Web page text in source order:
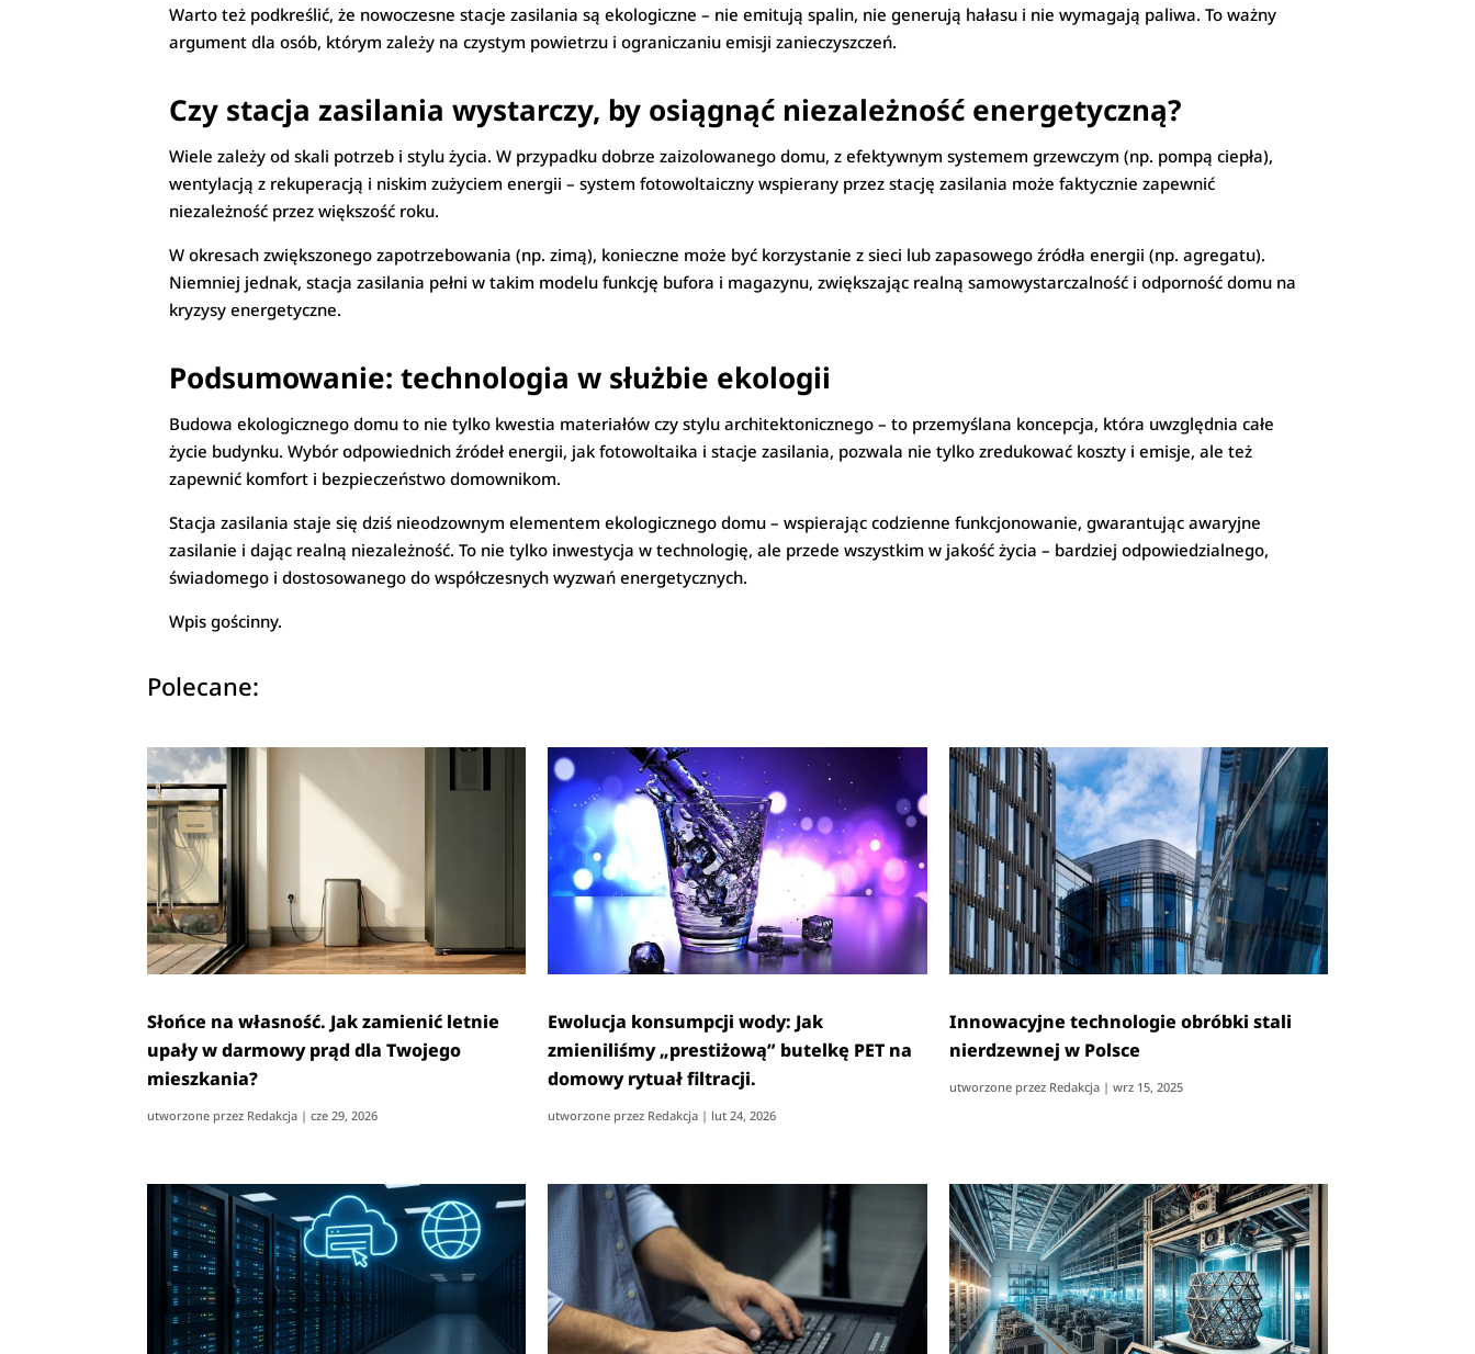
Warto też podkreślić, że nowoczesne stacje zasilania są ekologiczne – nie emitują spalin, nie generują hałasu i nie wymagają paliwa. To ważny
argument dla osób, którym zależy na czystym powietrzu i ograniczaniu emisji zanieczyszczeń.
Czy stacja zasilania wystarczy, by osiągnąć niezależność energetyczną?
Wiele zależy od skali potrzeb i stylu życia. W przypadku dobrze zaizolowanego domu, z efektywnym systemem grzewczym (np. pompą ciepła),
wentylacją z rekuperacją i niskim zużyciem energii – system fotowoltaiczny wspierany przez stację zasilania może faktycznie zapewnić
niezależność przez większość roku.
W okresach zwiększonego zapotrzebowania (np. zimą), konieczne może być korzystanie z sieci lub zapasowego źródła energii (np. agregatu).
Niemniej jednak, stacja zasilania pełni w takim modelu funkcję bufora i magazynu, zwiększając realną samowystarczalność i odporność domu na
kryzysy energetyczne.
Podsumowanie: technologia w służbie ekologii
Budowa ekologicznego domu to nie tylko kwestia materiałów czy stylu architektonicznego – to przemyślana koncepcja, która uwzględnia całe
życie budynku. Wybór odpowiednich źródeł energii, jak fotowoltaika i stacje zasilania, pozwala nie tylko zredukować koszty i emisje, ale też
zapewnić komfort i bezpieczeństwo domownikom.
Stacja zasilania staje się dziś nieodzownym elementem ekologicznego domu – wspierając codzienne funkcjonowanie, gwarantując awaryjne
zasilanie i dając realną niezależność. To nie tylko inwestycja w technologię, ale przede wszystkim w jakość życia – bardziej odpowiedzialnego,
świadomego i dostosowanego do współczesnych wyzwań energetycznych.
Wpis gościnny.
Polecane:
Słońce na własność. Jak zamienić letnie
upały w darmowy prąd dla Twojego
mieszkania?
utworzone przez Redakcja |cze 29, 2026
Ewolucja konsumpcji wody: Jak
zmieniliśmy „prestiżową” butelkę PET na
domowy rytuał filtracji.
utworzone przez Redakcja | lut 24, 2026
Innowacyjne technologie obróbki stali
nierdzewnej w Polsce
utworzone przez Redakcja| wrz 15, 2025